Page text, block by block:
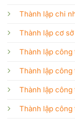
Thành lập chi
Thành lập cơ
Thành lập công
Thành lập
Thành lập
Thành lập